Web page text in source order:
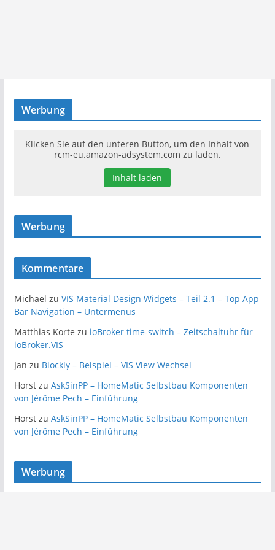
Werbung
Klicken Sie auf den unteren Button, um den Inhalt von
rcm-eu.amazon-adsystem.com zu laden.
Inhalt laden
Werbung
Kommentare
Michael zu VIS Material Design Widgets – Teil 2.1 – Top App
Bar Navigation – Untermenüs
Matthias Korte zu ioBroker time-switch – Zeitschaltuhr für
ioBroker.VIS
Jan zu Blockly – Beispiel – VIS View Wechsel
Horstzu AskSinPP – HomeMatic Selbstbau Komponenten
von Jérôme Pech – Einführung
Horstzu AskSinPP – HomeMatic Selbstbau Komponenten
von Jérôme Pech – Einführung
Werbung